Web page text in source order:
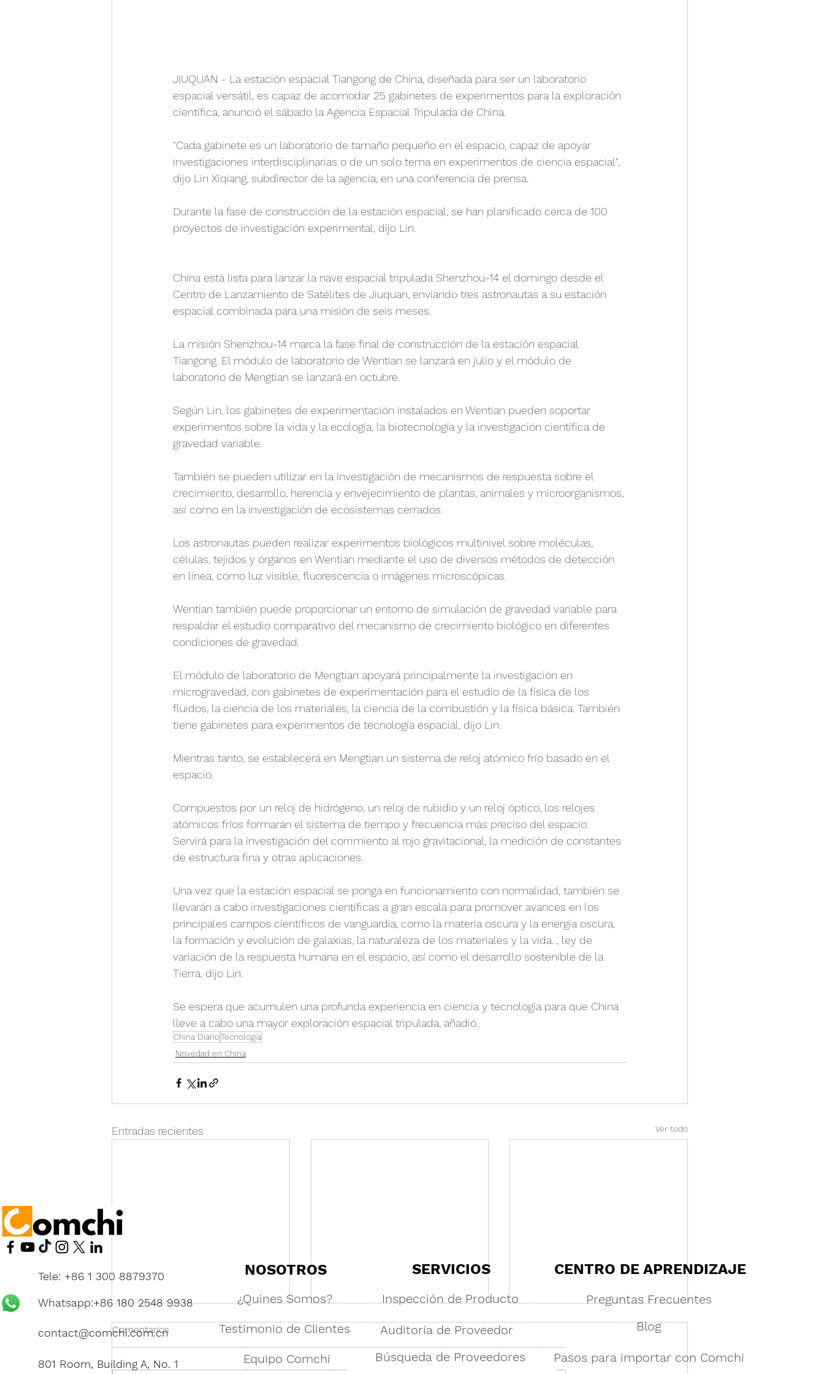
JIUQUAN - La estación espacial Tiangong de China, diseñada para ser un laboratorio
espacial versátil, es capaz de acomodar 25 gabinetes de experimentos para la exploración
científica, anunció el sábado la Agencia Espacial Tripulada de China.
"Cada gabinete es un laboratorio de tamaño pequeño en el espacio, capaz de apoyar
investigaciones interdisciplinarias o de un solo tema en experimentos de ciencia espacial",
dijo Lin Xiqiang, subdirector de la agencia, en una conferencia de prensa.
Durante la fase de construcción de la estación espacial, se han planificado cerca de 100
proyectos de investigación experimental, dijo Lin.
China está lista para lanzar la nave espacial tripulada Shenzhou-14 el domingo desde el
Centro de Lanzamiento de Satélites de Jiuquan, enviando tres astronautas a su estación
espacial combinada para una misión de seis meses.
La misión Shenzhou-14 marca la fase final de construcción de la estación espacial
Tiangong. El módulo de laboratorio de Wentian se lanzará en julio y el módulo de
laboratorio de Mengtian se lanzará en octubre.
Según Lin, los gabinetes de experimentación instalados en Wentian pueden soportar
experimentos sobre la vida y la ecología, la biotecnología y la investigación científica de
gravedad variable.
También se pueden utilizar en la investigación de mecanismos de respuesta sobre el
crecimiento, desarrollo, herencia y envejecimiento de plantas, animales y microorganismos,
así como en la investigación de ecosistemas cerrados.
Los astronautas pueden realizar experimentos biológicos multinivel sobre moléculas,
células, tejidos y órganos en Wentian mediante el uso de diversos métodos de detección
en línea, como luz visible, fluorescencia o imágenes microscópicas.
Wentian también puede proporcionar un entorno de simulación de gravedad variable para
respaldar el estudio comparativo del mecanismo de crecimiento biológico en diferentes
condiciones de gravedad.
El módulo de laboratorio de Mengtian apoyará principalmente la investigación en
microgravedad, con gabinetes de experimentación para el estudio de la física de los
fluidos, la ciencia de los materiales, la ciencia de la combustión y la física básica. También
tiene gabinetes para experimentos de tecnología espacial, dijo Lin.
Mientras tanto, se establecerá en Mengtian un sistema de reloj atómico frío basado en el
espacio.
Compuestos por un reloj de hidrógeno, un reloj de rubidio y un reloj óptico, los relojes
atómicos fríos formarán el sistema de tiempo y frecuencia más preciso del espacio.
Servirá para la investigación del corrimiento al rojo gravitacional, la medición de constantes
de estructura fina y otras aplicaciones.
Una vez que la estación espacial se ponga en funcionamiento con normalidad, también se
llevarán a cabo investigaciones científicas a gran escala para promover avances en los
principales campos científicos de vanguardia, como la materia oscura y la energía oscura,
la formación y evolución de galaxias, la naturaleza de los materiales y la vida. , ley de
variación de la respuesta humana en el espacio, así como el desarrollo sostenible de la
Tierra, dijo Lin.
Se espera que acumulen una profunda experiencia en ciencia y tecnología para que China
lleve a cabo una mayor exploración espacial tripulada, añadió.
China DiarioTecnología
Novedad en China
Entradas recientes Ver todo
Comentarios
Tele: +86 1 300 8879370
Whatsapp:+86 180 2548 9938
contact@comchi.com.cn
801 Room, Building A, No. 1
NOSOTROS
¿Quines Somos?
Testimonio de Clientes
Equipo Comchi
SERVICIOS CENTRO DE APRENDIZAJE
Inspección de Producto
Auditoría de Proveedor
Búsqueda de Proveedores
Preguntas Frecuentes
Blog
Pasos para importar con Comchi